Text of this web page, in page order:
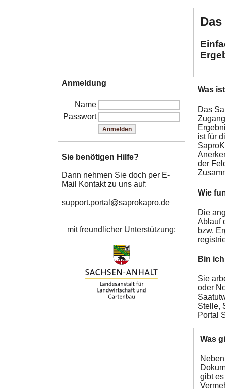
Anmeldung
Name
Passwort
Sie benötigen Hilfe?
Dann nehmen Sie doch per E-
Mail Kontakt zu uns auf:
support.portal@saprokapro.de
mit freundlicher Unterstützung:
Was
Das
ist für
der
Wie
Die
Ablauf
bzw.
Bin
Sie
oder
Stelle,
Portal
Was
gibt